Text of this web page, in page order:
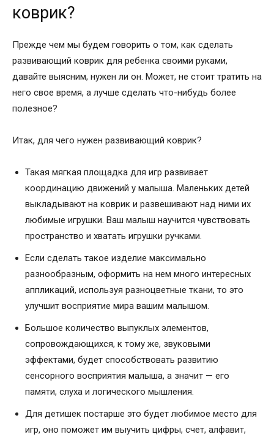
коврик?
Прежде чем мы будем говорить о том, как сделать
развивающий коврик для ребенка своими руками,
давайте выясним, нужен ли он. Может, не стоит тратить на
него свое время, а лучше сделать что-нибудь более
полезное?
Итак, для чего нужен развивающий коврик?
Такая мягкая площадка для игр развивает
координацию движений у малыша. Маленьких детей
выкладывают на коврик и развешивают над ними их
любимые игрушки. Ваш малыш научится чувствовать
пространство и хватать игрушки ручками.
Если сделать такое изделие максимально
разнообразным, оформить на нем много интересных
аппликаций, используя разноцветные ткани, то это
улучшит восприятие мира вашим малышом.
Большое количество выпуклых элементов,
сопровождающихся, к тому же, звуковыми
эффектами, будет способствовать развитию
сенсорного восприятия малыша, а значит — его
памяти, слуха и логического мышления.
Для детишек постарше это будет любимое место для
игр, оно поможет им выучить цифры, счет, алфавит,